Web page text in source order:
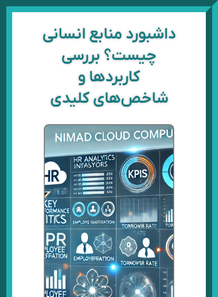
پرش
داشبورد منابع انسانی
چیست؟ بررسی
کاربردها و
شاخص‌های کلیدی